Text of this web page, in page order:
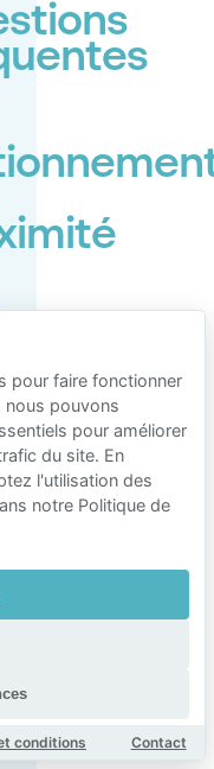
je
pour faire fonctionner
nous pouvons
pour améliorer
du site. En
l'utilisation des
notre Politique de
conditions Contact